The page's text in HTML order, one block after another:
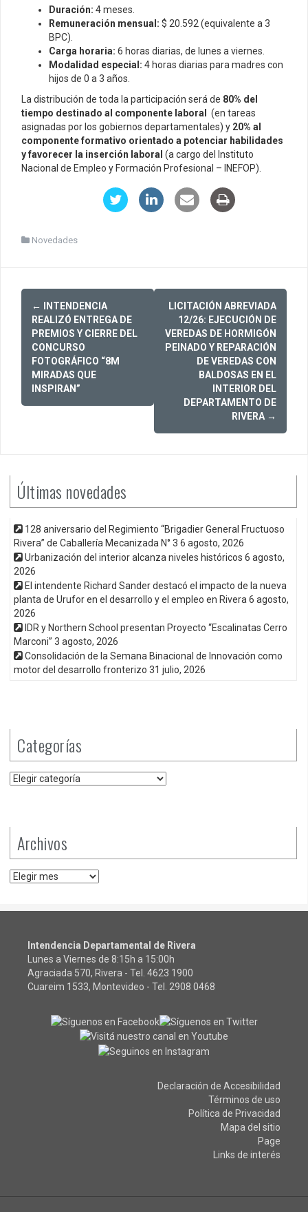
Duración: 4 meses.
Remuneración mensual: $ 20.592 (equivalente a 3
BPC).
Carga horaria: 6 horas diarias, de lunes a viernes.
Modalidad especial: 4 horas diarias para madres con
hijos de 0 a 3 años.
La distribución de toda la participación será de 80% del
tiempo destinado al componente laboral
(en tareas
asignadas por los gobiernos departamentales) y 20% al
componente formativo orientado a potenciar habilidades
y favorecer la inserción laboral (a cargo del Instituto
Nacional de Empleo y Formación Profesional – INEFOP).
Novedades
Post
navigation
←
INTENDENCIA
REALIZÓ ENTREGA DE
PREMIOS Y CIERRE DEL
CONCURSO
FOTOGRÁFICO “8M
MIRADAS QUE
INSPIRAN”
LICITACIÓN ABREVIADA
12/26: EJECUCIÓN DE
VEREDAS DE HORMIGÓN
PEINADO Y REPARACIÓN
DE VEREDAS CON
BALDOSAS EN EL
INTERIOR DEL
DEPARTAMENTO DE
RIVERA →
Últimas novedades
128 aniversario del Regimiento “Brigadier General Fructuoso
Rivera” de Caballería Mecanizada N° 3 6 agosto, 2026
Urbanización del interior alcanza niveles históricos 6 agosto,
2026
El intendente Richard Sander destacó el impacto de la nueva
planta de Urufor en el desarrollo y el empleo en Rivera 6 agosto,
2026
IDR y Northern School presentan Proyecto “Escalinatas Cerro
Marconi” 3 agosto, 2026
Consolidación de la Semana Binacional de Innovación como
motor del desarrollo fronterizo 31 julio, 2026
Categorías
Categorías
Archivos
Archivos
Intendencia Departamental de Rivera
Lunes a Viernes de 8:15h a 15:00h
Agraciada 570, Rivera - Tel. 4623 1900
Cuareim 1533, Montevideo - Tel. 2908 0468
Declaración de Accesibilidad
Términos de uso
Política de Privacidad
Mapa del sitio
Page
Links de interés